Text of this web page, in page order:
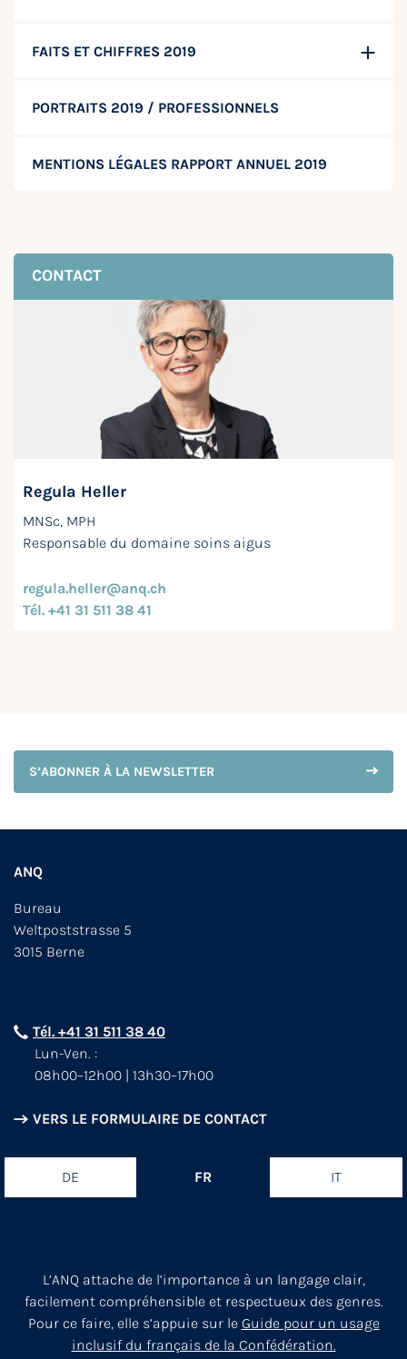
FAITS ET CHIFFRES 2019
PORTRAITS 2019 / PROFESSIONNELS
MENTIONS LÉGALES RAPPORT ANNUEL 2019
CONTACT
Regula Heller
MNSc, MPH
Responsable du domaine soins aigus
regula.heller@anq.ch
Tél. +41 31 511 38 41
S’ABONNER À LA NEWSLETTER
ANQ
Bureau
Weltpoststrasse 5
3015 Berne
Tél. +41 31 511 38 40
Lun-Ven. :
08h00–12h00 | 13h30–17h00
VERS LE FORMULAIRE DE CONTACT
DE FR IT
L’ANQ attache de l’importance à un langage clair,
facilement compréhensible et respectueux des genres.
Pour ce faire, elle s’appuie sur le Guide pour un usage
inclusif du français de la Confédération.